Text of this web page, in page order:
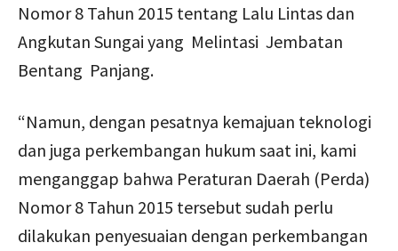
Nomor 8 Tahun 2015 tentang Lalu Lintas dan
Angkutan Sungai yang Melintasi Jembatan
Bentang Panjang.
“Namun, dengan pesatnya kemajuan teknologi
dan juga perkembangan hukum saat ini, kami
menganggap bahwa Peraturan Daerah (Perda)
Nomor 8 Tahun 2015 tersebut sudah perlu
dilakukan penyesuaian dengan perkembangan